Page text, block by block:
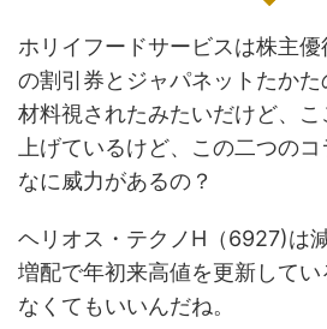
ホリイフードサービスは株主
の割引券とジャパネットたか
材料視されたみたいだけど、こ
上げているけど、この二つの
なに威力があるの？
ヘリオス・テクノH（6927)は
増配で年初来高値を更新して
なくてもいいんだね。